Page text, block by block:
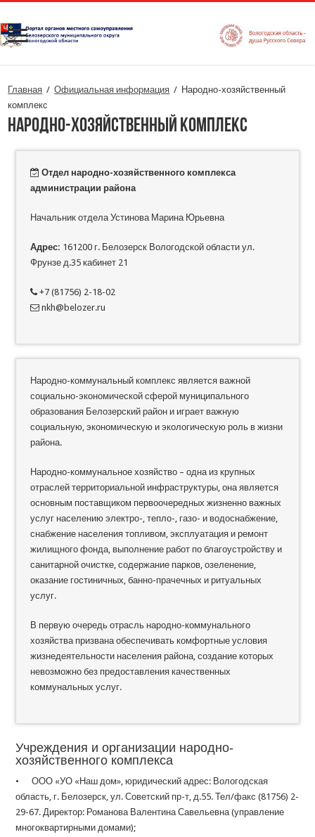
Главная / Официальная информация / Народно-хозяйственный
комплекс
Народно-хозяйственный комплекс
Отдел народно-хозяйственного комплекса
администрации района
Начальник отдела Устинова Марина Юрьевна
Адрес: 161200 г. Белозерск Вологодской области ул.
Фрунзе д.35 кабинет 21
+7 (81756) 2-18-02
nkh@belozer.ru
Народно-коммунальный комплекс является важной
социально-экономической сферой муниципального
образования Белозерский район и играет важную
социальную, экономическую и экологическую роль в жизни
района.
Народно-коммунальное хозяйство – одна из крупных
отраслей территориальной инфраструктуры, она является
основным поставщиком первоочередных жизненно важных
услуг населению электро-, тепло-, газо- и водоснабжение,
снабжение населения топливом, эксплуатация и ремонт
жилищного фонда, выполнение работ по благоустройству и
санитарной очистке, содержание парков, озеленение,
оказание гостиничных, банно-прачечных и ритуальных
услуг.
В первую очередь отрасль народно-коммунального
хозяйства призвана обеспечивать комфортные условия
жизнедеятельности населения района, создание которых
невозможно без предоставления качественных
коммунальных услуг.
Учреждения и организации народно-
хозяйственного комплекса
• ООО «УО «Наш дом», юридический адрес: Вологодская
область, г. Белозерск, ул. Советский пр-т, д.55. Тел/факс (81756) 2-
29-67. Директор: Романова Валентина Савельевна (управление
многоквартирными домами);